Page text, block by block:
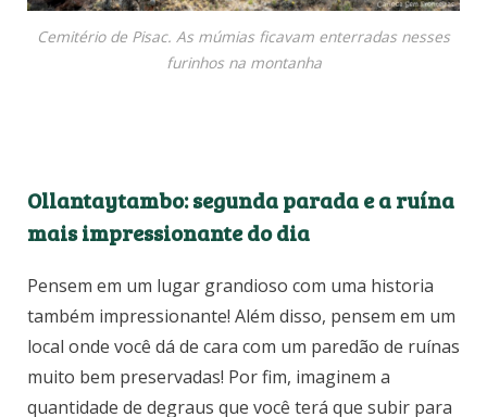
Cemitério de Pisac. As múmias ficavam enterradas nesses
furinhos na montanha
Ollantaytambo: segunda parada e a ruína
mais impressionante do dia
Pensem em um lugar grandioso com uma historia
também impressionante! Além disso, pensem em um
local onde você dá de cara com um paredão de ruínas
muito bem preservadas! Por fim, imaginem a
quantidade de degraus que você terá que subir para